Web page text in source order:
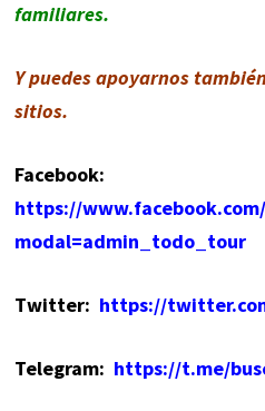
familiares.
Y puedes apoyarnos
sitios.
Facebook:
https://
modal=admin_todo_tour
Twitter: https://
Telegram: https://t.me/